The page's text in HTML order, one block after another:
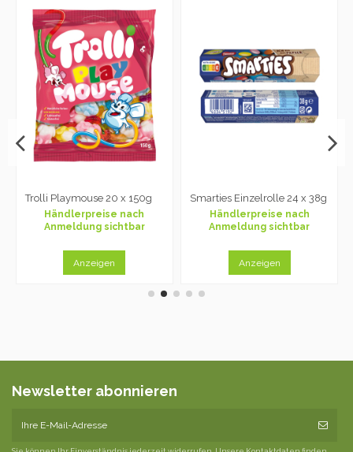
Trolli Playmouse 20 x 150g
Händlerpreise nach
Anmeldung sichtbar
Anzeigen
Smarties Einzelrolle 24 x 38g
Händlerpreise nach
Anmeldung sichtbar
Anzeigen
Newsletter abonnieren